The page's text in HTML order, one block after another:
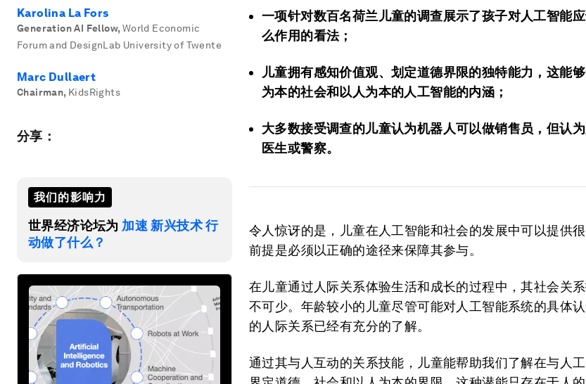
Karolina La Fors
Generation AI Fellow, World Economic
Forum and DesignLab University of Twente
Marc Dullaert
Chairman, KidsRights
分享：
我们的影响力
世界经济论坛为 加速 新兴技术 行
动做了什么？
一项针对数百名荷兰儿童的调查展示了孩子对人工智能
么作用的看法；
儿童拥有感知价值观、划定道德界限的独特能力，这能
为本的社会和以人为本的人工智能的内涵；
大多数接受调查的儿童认为机器人可以做销售员，但认
医生或警察。
令人惊讶的是，儿童在人工智能和社会的发展中可以提供
前提是必须以正确的途径来保障其参与。
在儿童通过人际关系体验生活和成长的过程中，其社会关
不可少。年龄较小的儿童尽管可能对人工智能系统的具体
的人际关系已经有充分的了解。
通过其与人互动的关系技能，儿童能帮助我们了解在与人